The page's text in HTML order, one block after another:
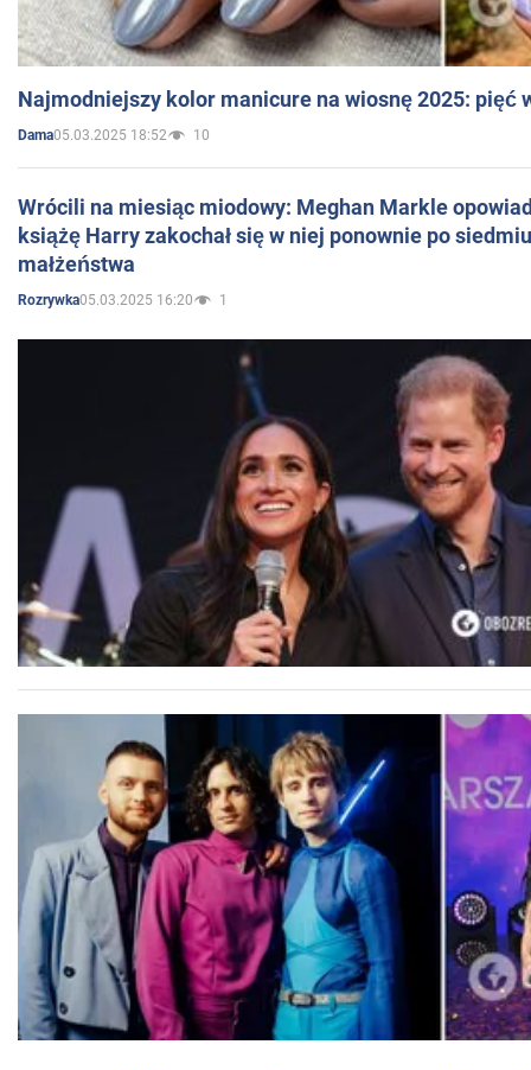
Najmodniejszy kolor manicure na wiosnę 2025: pięć
Dama05.03.2025 18:52 10
Wrócili na miesiąc miodowy: Meghan Markle
książę Harry zakochał się w niej ponownie po
małżeństwa
Rozrywka05.03.2025 16:20 1